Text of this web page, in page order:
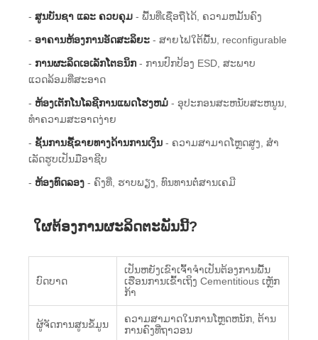
-ສູນບັນຊາ ແລະ ຄວບຄຸມ - ພື້ນ​ທີ່​ເຊື່ອ​ຖື​ໄດ້​, ຄວາມ​ຫມັ້ນ​ຄົງ​
-ອາຄານຫ້ອງການອັດສະລິຍະ - ສາຍ​ໄຟ​ໃຕ້​ພື້ນ​, reconfigurable​
- ການຜະລິດເອເລັກໂຕຣນິກ - ການປົກປ້ອງ ESD, ສະພາບ
ແວດລ້ອມທີ່ສະອາດ
- ຫ້ອງ​ເຕັກ​ໂນ​ໂລ​ຊີ​ການ​ແພດ​ໂຮງ​ຫມໍ​ - ອຸ​ປະ​ກອນ​ສະ​ຫນັບ​ສະ​ຫນູນ​,
ທໍາ​ຄວາມ​ສະ​ອາດ​ງ່າຍ​
- ຊັ້ນການຊື້ຂາຍທາງດ້ານການເງິນ - ຄວາມ​ສາ​ມາດ​ໂຫຼດ​ສູງ​, ສໍາ​
ເລັດ​ຮູບ​ເປັນ​ມື​ອາ​ຊີບ​
- ຫ້ອງທົດລອງ - ຄົງທີ່, ຮາບພຽງ, ທົນທານຕໍ່ສານເຄມີ
ໃຜຕ້ອງການຜະລິດຕະພັນນີ້?
ບົດບາດ
ເປັນ​ຫຍັງ​ເຂົາ​ເຈົ້າ​ຈໍາ​ເປັນ​ຕ້ອງ​ການ​ພື້ນ​
ເຮືອນ​ການ​ເຂົ້າ​ເຖິງ Cementitious ເຫຼັກ
ກ້າ
ຜູ້ຈັດການສູນຂໍ້ມູນ
ຄວາມສາມາດໃນການໂຫຼດຫນັກ, ຕ້ານ
ການຄົງທີ່ຖາວອນ